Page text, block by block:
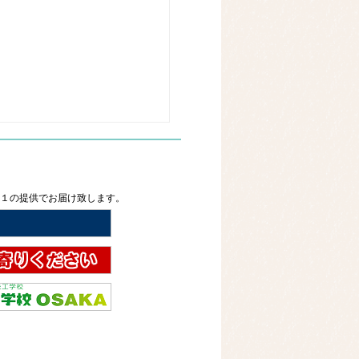
の提供でお届け致します。